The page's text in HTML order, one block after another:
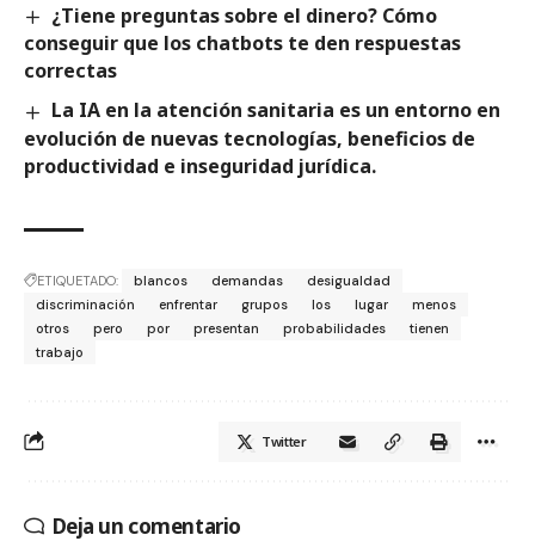
¿Tiene preguntas sobre el dinero? Cómo
conseguir que los chatbots te den respuestas
correctas
La IA en la atención sanitaria es un entorno en
evolución de nuevas tecnologías, beneficios de
productividad e inseguridad jurídica.
ETIQUETADO: blancos demandas
desigualdad
discriminación
enfrentar grupos los lugar
menos
otros
pero por presentan probabilidades
tienen
trabajo
Twitter
Deja un comentario